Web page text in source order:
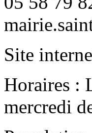
Site
Horaires :
mercredi